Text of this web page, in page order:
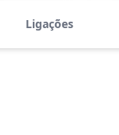
Ligações